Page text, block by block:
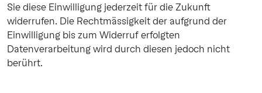
Sie diese Einwilligung jederzeit für die Zukunft
widerrufen. Die Rechtmässigkeit der aufgrund der
Einwilligung bis zum Widerruf erfolgten
Datenverarbeitung wird durch diesen jedoch nicht
berührt.